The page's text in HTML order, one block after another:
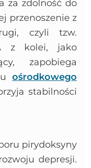
za zdolność do
przenoszenie z
czyli tzw.
z kolei, jako
zapobiega
ośrodkowego
stabilności
pirydoksyny
depresji.